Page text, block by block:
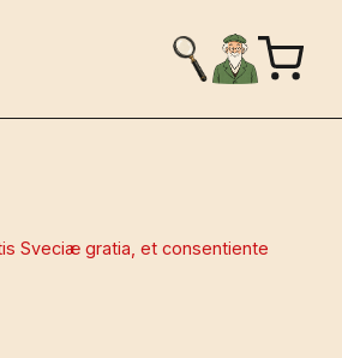
Sveciæ gratia, et consentiente